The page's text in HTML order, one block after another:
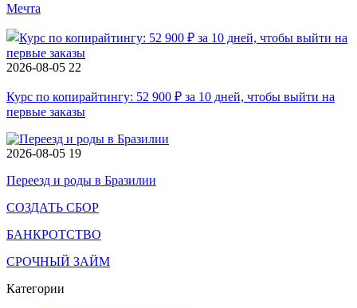
Мечта
2026-08-05 22
Курс по копирайтингу: 52 900 ₽ за 10 дней, чтобы выйти на
первые заказы
2026-08-05 19
Переезд и роды в Бразилии
СОЗДАТЬ СБОР
БАНКРОТСТВО
СРОЧНЫЙ ЗАЙМ
Категории